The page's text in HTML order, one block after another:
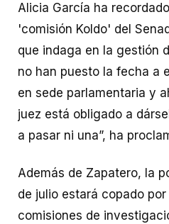
Alicia García ha
'comisión Koldo' del
que indaga en la gestión
no han puesto la fecha a
en sede parlamentaria y
juez está obligado a
a pasar ni una”, ha
Además de Zapatero, la
de julio estará copado
comisiones de